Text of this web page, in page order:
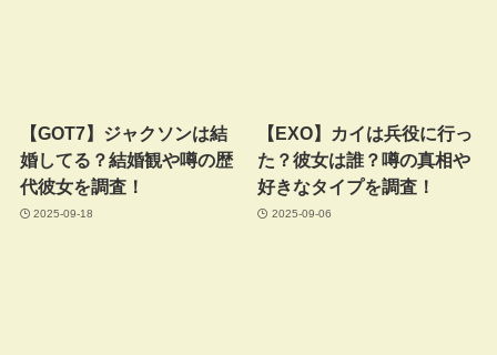
【GOT7】ジャクソンは結
婚してる？結婚観や噂の歴
代彼女を調査！
2025-09-18
【EXO】カイは兵役に行っ
た？彼女は誰？噂の真相や
好きなタイプを調査！
2025-09-06